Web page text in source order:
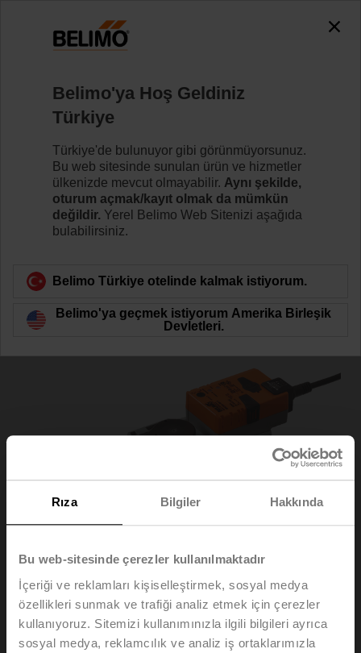
Rıza Bilgiler Hakkında
Bu web-sitesinde çerezler kullanılmaktadır
İçeriği ve reklamları kişiselleştirmek, sosyal medya
özellikleri sunmak ve trafiği analiz etmek için çerezler
kullanıyoruz. Sitemizi kullanımınızla ilgili bilgileri ayrıca
sosyal medya, reklamcılık ve analiz iş ortaklarımızla
SRC24A-SR-5
Daha fazla bilgi
SRC24A-SR-5
Belimo'ya Hoş Geldiniz
Türkiye
Türkiye'de bulunuyor gibi görünmüyorsunuz.
Bu web sitesinde sunulan ürün ve hizmetler
ülkenizde mevcut olmayabilir. Aynı şekilde,
oturum açmak/kayıt olmak da mümkün
değildir. Yerel Belimo Web Sitenizi aşağıda
bulabilirsiniz.
Belimo Türkiye otelinde kalmak istiyorum.
Belimo'ya geçmek istiyorum Amerika Birleşik
Devletleri.